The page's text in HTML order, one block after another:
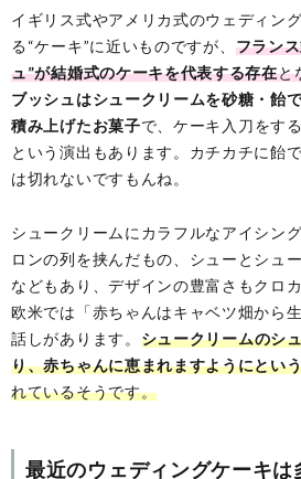
イギリス式やアメリカ式のウェディン
る“ケーキ”に近いものですが、 フラン
ュ”が結婚式のケーキを代表する存在と
ブッシュはシュークリームを砂糖・飴
積み上げたお菓子で、ケーキ入刀をす
という演出もあります。カチカチに飴
は切れないですもんね。
シュークリームにカラフルなアイシン
ロンの列を挟んだもの、シューとシュ
などもあり、デザインの豊富さもクロ
欧米では「赤ちゃんはキャベツ畑から
話しがあります。 シュークリームのシ
り、赤ちゃんに恵まれますようにとい
れているそうです。
最近のウェディングケーキは